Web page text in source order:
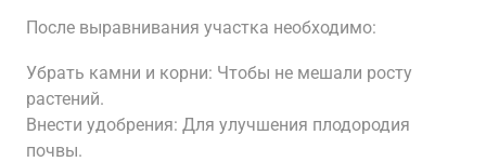
После выравнивания участка необходимо:
Убрать камни и корни: Чтобы не мешали росту
растений.
Внести удобрения: Для улучшения плодородия
почвы.